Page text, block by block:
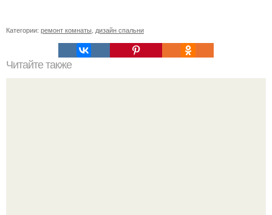
Категории: ремонт комнаты, дизайн спальни
Читайте также